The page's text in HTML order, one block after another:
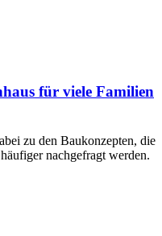
für viele Familien
zu den Baukonzepten, die
nachgefragt werden.